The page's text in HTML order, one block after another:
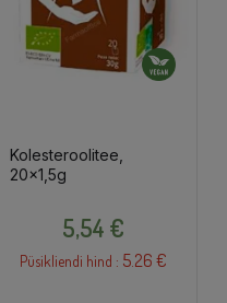
Kolesteroolitee,
20x1,5g
5,54 €
Püsikliendi hind : 5.26 €